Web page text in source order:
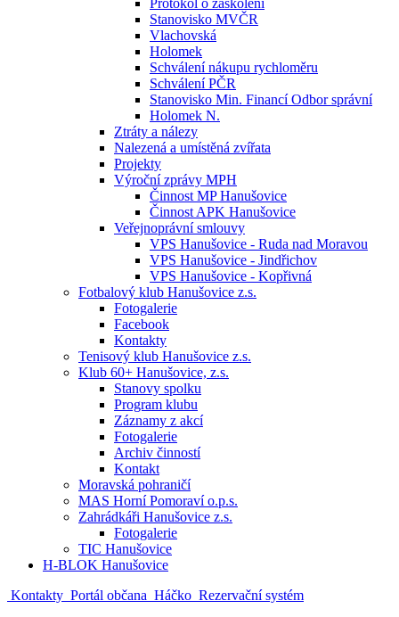
Protokol o zaškolení
Stanovisko MVČR
Vlachovská
Holomek
Schválení nákupu rychloměru
Schválení PČR
Stanovisko Min. Financí Odbor správní
Holomek N.
Ztráty a nálezy
Nalezená a umístěná zvířata
Projekty
Výroční zprávy MPH
Činnost MP Hanušovice
Činnost APK Hanušovice
Veřejnoprávní smlouvy
VPS Hanušovice - Ruda nad Moravou
VPS Hanušovice - Jindřichov
VPS Hanušovice - Kopřivná
Fotbalový klub Hanušovice z.s.
Fotogalerie
Facebook
Kontakty
Tenisový klub Hanušovice z.s.
Klub 60+ Hanušovice, z.s.
Stanovy spolku
Program klubu
Záznamy z akcí
Fotogalerie
Archiv činností
Kontakt
Moravská pohraničí
MAS Horní Pomoraví o.p.s.
Zahrádkáři Hanušovice z.s.
Fotogalerie
TIC Hanušovice
H-BLOK Hanušovice
Kontakty Portál občana Háčko Rezervační systém